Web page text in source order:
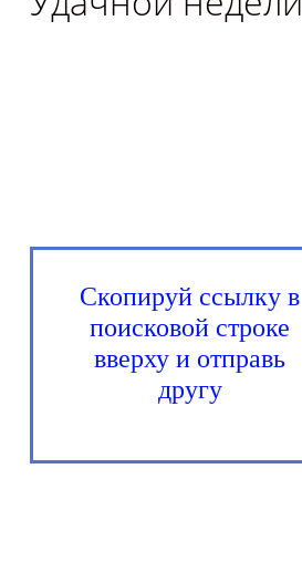
Скопируй ссылку в
поисковой строке
вверху и отправь
другу